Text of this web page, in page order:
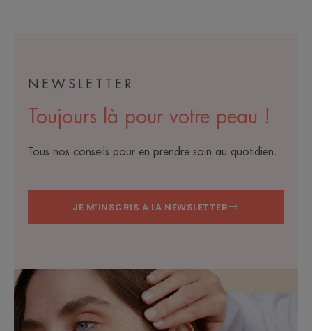
NEWSLETTER
Toujours là pour votre peau !
Tous nos conseils pour en prendre soin au quotidien.
JE M’INSCRIS A LA NEWSLETTER